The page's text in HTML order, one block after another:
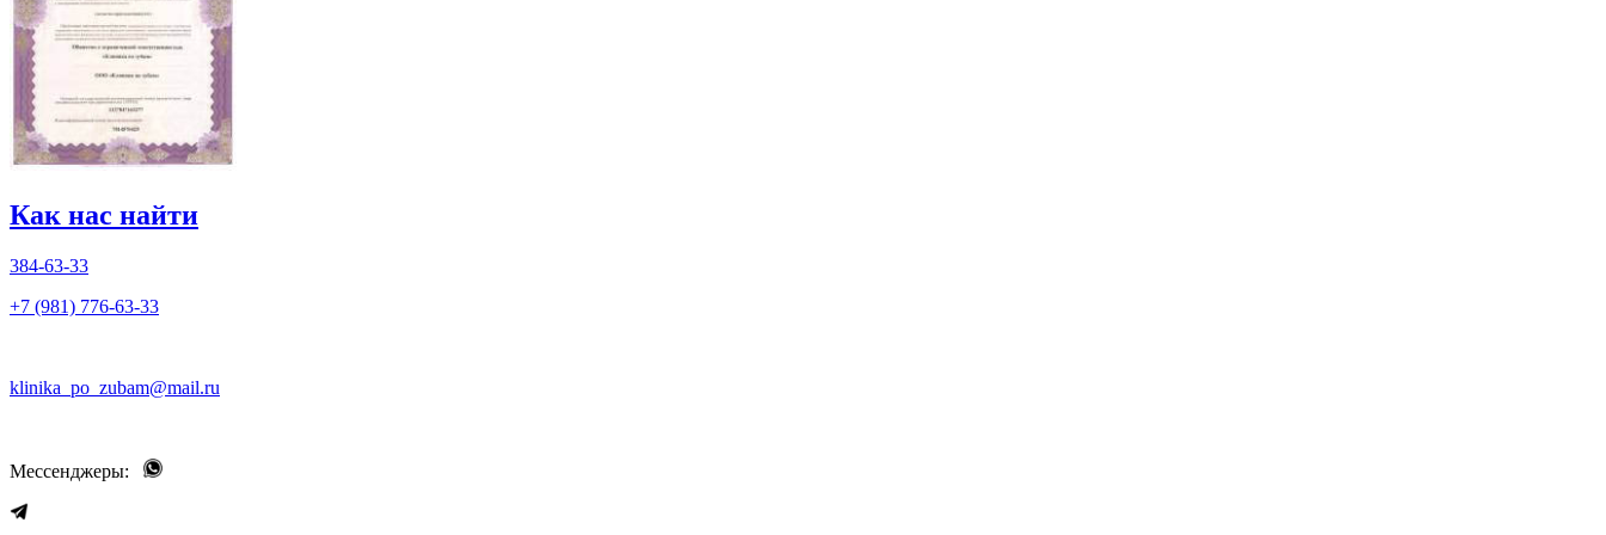
Как нас найти
384-63-33
+7 (981) 776-63-33
klinika_po_zubam@mail.ru
Мессенджеры: